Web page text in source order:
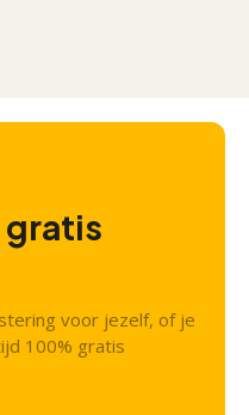
gratis
voor jezelf, of je
100% gratis